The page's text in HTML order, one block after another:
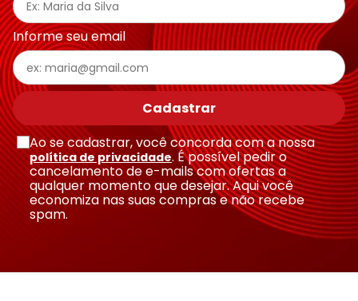
Endereço de email
Escreva uma avaliação
Enviar avaliação
Informe seu email
Cadastrar
Ao se cadastrar, você concorda com a nossa
política de privacidade. É possível pedir o
cancelamento de e-mails com ofertas a
qualquer momento que desejar. Aqui você
economiza nas suas compras e não recebe
spam.